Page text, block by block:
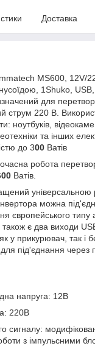
Доставка
MS600, 12V/
1Shuko, USB,
для
струм 220 В.
ноутбуків,
та інших
до 300 Ватів
робота
00 Ватів.
універсальною
можна
європейського типу
є два виходи
у прикурювач, так і
під'єднання через
напруга: 12В
220В
сигналу:
з імпульсними